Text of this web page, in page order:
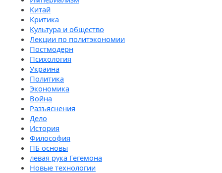
Китай
Критика
Культура и общество
Лекции по политэкономии
Постмодерн
Психология
Украина
Политика
Экономика
Война
Разъяснения
Дело
История
Философия
ПБ основы
левая рука Гегемона
Новые технологии